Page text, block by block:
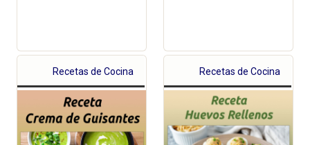
Recetas de Cocina Recetas de Cocina